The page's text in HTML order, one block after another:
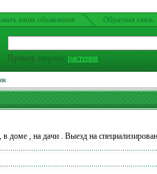
ваши обьявления Обратная связь
Пример запроса: растения
доме , на дачи . Выезд на